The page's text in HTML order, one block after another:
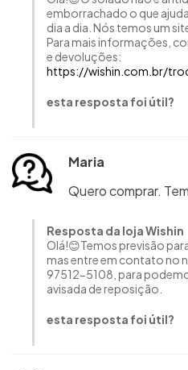
emborrachado o que
dia a dia. Nós temos um
Para mais informações,
https://wishin.com.br/
esta resposta foi útil?
Maria
Quero comprar.
Resposta da loja Wishin
Olá!😊Temos previsão
mas entre em contato no
97512-5108, para
avisada de reposição.
esta resposta foi útil?